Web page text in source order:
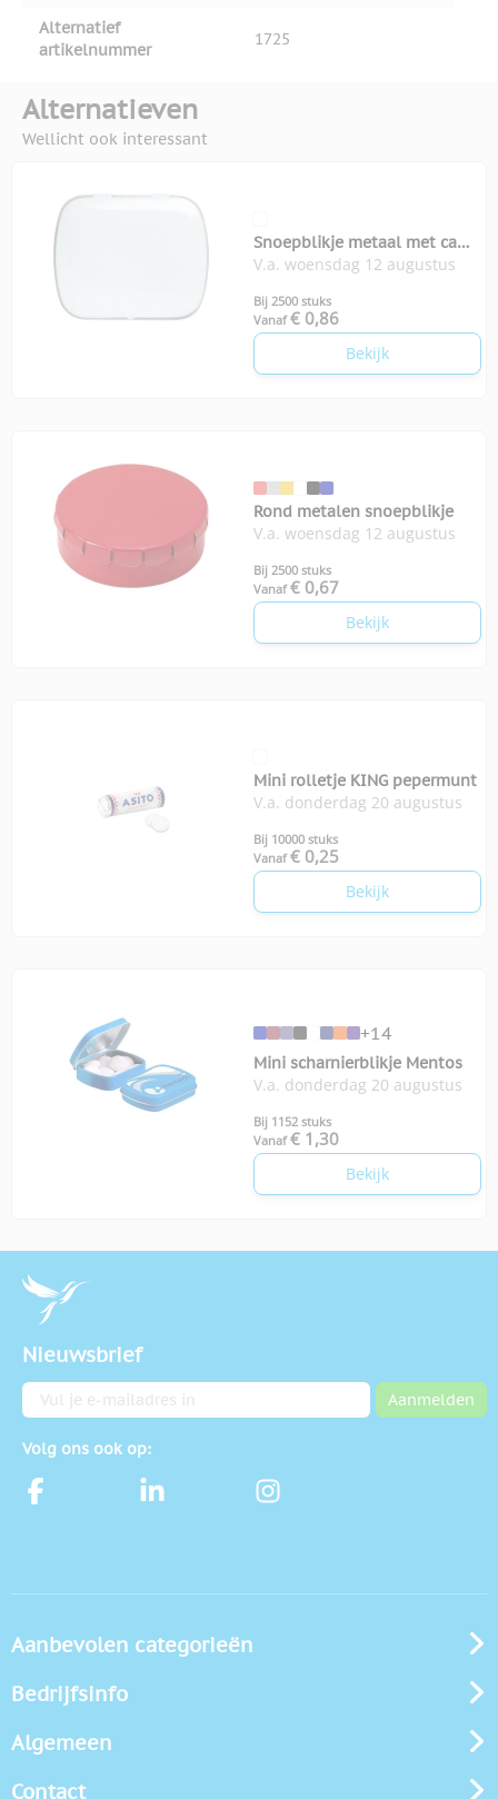
Alternatief
artikelnummer
1725
Alternatieven
Wellicht ook interessant
Snoepblikje metaal met ca
100 suikervrije mintjes
V.a. woensdag 12 augustus
Bij 2500 stuks
Vanaf € 0,86
Bekijk
Rond metalen snoepblikje
V.a. woensdag 12 augustus
Bij 2500 stuks
Vanaf € 0,67
Bekijk
Mini rolletje KING pepermunt
V.a. donderdag 20 augustus
Bij 10000 stuks
Vanaf € 0,25
Bekijk
+14
Mini scharnierblikje Mentos
V.a. donderdag 20 augustus
Bij 1152 stuks
Vanaf € 1,30
Bekijk
Nieuwsbrief
E-mailadres Aanmelden
Volg ons ook op:
Aanbevolen categorieën
Bedrijfsinfo
Algemeen
Contact